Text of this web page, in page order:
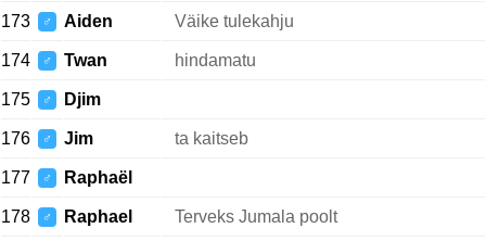
173 ♂ Aiden Väike tulekahju
174 ♂ Twan hindamatu
175 ♂ Djim
176 ♂ Jim ta kaitseb
177 ♂ Raphaël
178 ♂ Raphael Terveks Jumala poolt